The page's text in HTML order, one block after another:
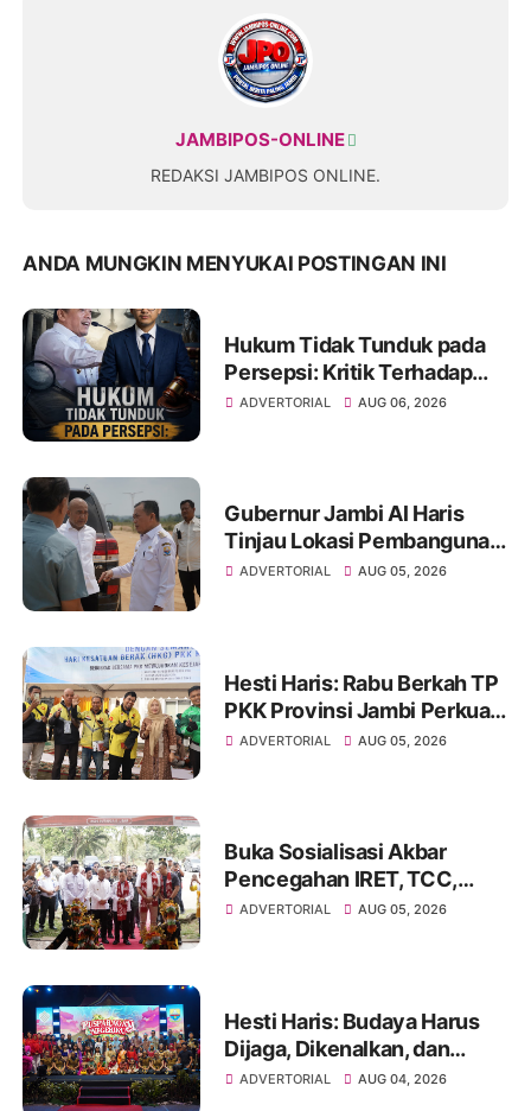
JAMBIPOS-ONLINE
REDAKSI JAMBIPOS ONLINE.
ANDA MUNGKIN MENYUKAI POSTINGAN INI
Hukum Tidak Tunduk pada
Persepsi: Kritik Terhadap
Monopoli Kebenaran oleh
ADVERTORIAL AUG 06, 2026
Gubernur Jambi Al Haris
Tinjau Lokasi Pembangunan
Sekolah Rakyat dan Lokasi
ADVERTORIAL AUG 05, 2026
Hesti Haris: Rabu Berkah TP
PKK Provinsi Jambi Perkuat
Literasi Keuangan dan
ADVERTORIAL AUG 05, 2026
Buka Sosialisasi Akbar
Pencegahan IRET, TCC,
Perundungan, dan Bahaya
ADVERTORIAL AUG 05, 2026
Hesti Haris: Budaya Harus
Dijaga, Dikenalkan, dan
Diwariskan
ADVERTORIAL AUG 04, 2026